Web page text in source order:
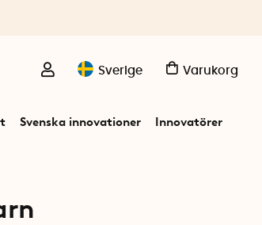
Sverige Varukorg
Svenska innovationer Innovatörer